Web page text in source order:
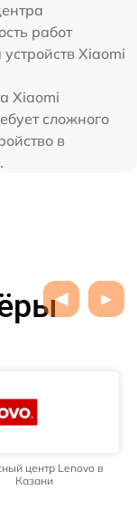
работ
Xiaomi
Xiaomi
сложного
в
центр Lenovo в
Казани